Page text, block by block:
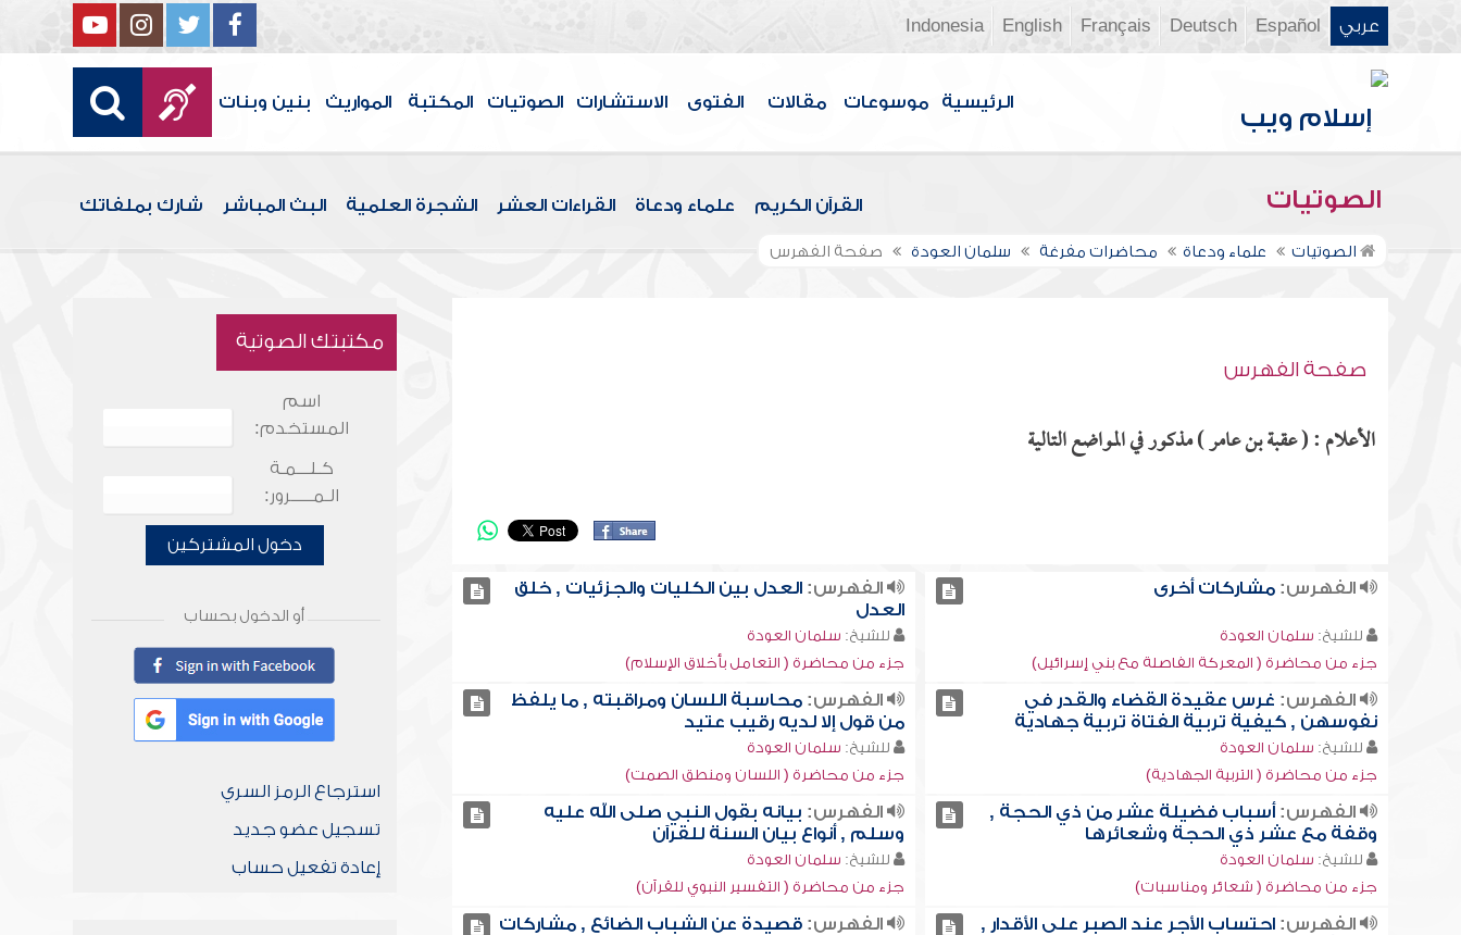
عربي Español
Deutsch
Français
English
Indonesia
الرئيسية موسوعات مقالات الفتوى الاستشارات الصوتيات المكتبة المواريث بنين وبنات
الصوتيات القرآن الكريم علماء ودعاة القراءات العشر الشجرة العلمية البث المباشر شارك بملفاتك
الصوتيات علماء ودعاة محاضرات مفرغة سلمان العودة صفحة الفهرس
صفحة الفهرس
الأعلام : ( عقبة بن عامر ) مذكور في المواضع التالية
الفهرس:مشاركات أخرى
للشيخ: سلمان العودة
جزء من محاضرة ( المعركة الفاصلة مع بني إسرائيل)
الفهرس: العدل بين الكليات والجزئيات , خلق
العدل
للشيخ: سلمان العودة
جزء من محاضرة ( التعامل بأخلاق الإسلام)
الفهرس: غرس عقيدة القضاء والقدر في
نفوسهن , كيفية تربية الفتاة تربية جهادية
للشيخ: سلمان العودة
جزء من محاضرة ( التربية الجهادية)
الفهرس: محاسبة اللسان ومراقبته , ما يلفظ
من قول إلا لديه رقيب عتيد
للشيخ: سلمان العودة
جزء من محاضرة ( اللسان ومنطق الصمت)
الفهرس:أسباب فضيلة عشر من ذي الحجة ,
وقفة مع عشر ذي الحجة وشعائرها
للشيخ: سلمان العودة
جزء من محاضرة ( شعائر ومناسبات)
الفهرس: بيانه بقول النبي صلى الله عليه
وسلم , أنواع بيان السنة للقرآن
للشيخ: سلمان العودة
جزء من محاضرة ( التفسير النبوي للقرآن)
الفهرس:احتساب الأجر عند الصبر على الأقدار ,
الفهرس: قصيدة عن الشباب الضائع , مشاركات
مكتبتك الصوتية
اسم
المستخدم:
كـلـــمـة
الـمـــــرور:
دخول المشتركين
أو الدخول بحساب
استرجاع الرمز السري
تسجيل عضو جديد
إعادة تفعيل حساب